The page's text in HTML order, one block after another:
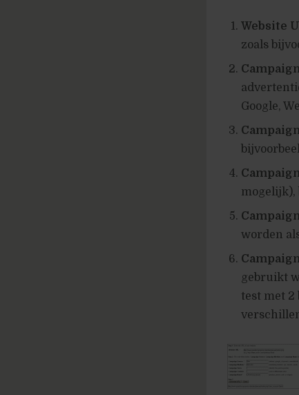
Website
zoals
Google,
Ca
mogelijk),
worden
gebruikt
test met